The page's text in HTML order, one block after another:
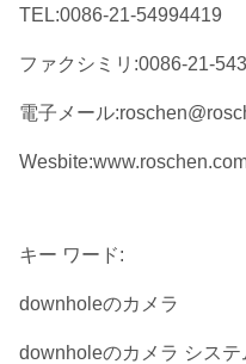
TEL:0086-21-54994419
ファクシミリ:0086-21-
電子メール
キー ワード:
downholeのカメラ
downholeのカメラ システ